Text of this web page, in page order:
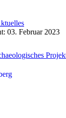
03. Februar 2023